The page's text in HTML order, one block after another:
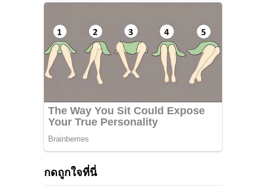
กดถูกใจที่นี่